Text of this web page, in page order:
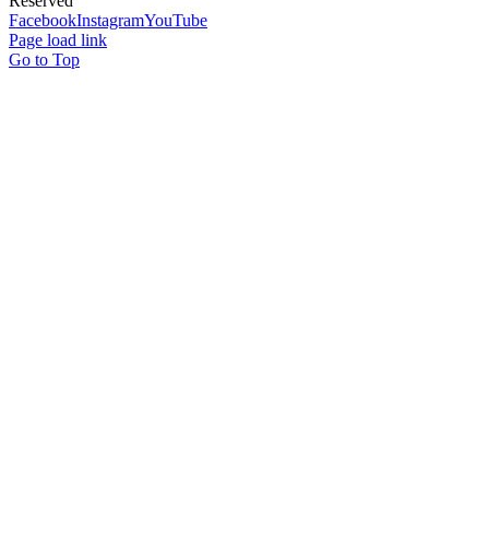
FacebookInstagramYouTube
Page load link
Go to Top